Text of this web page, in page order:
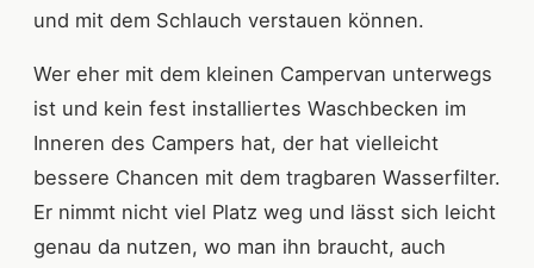
und mit dem Schlauch verstauen können.
Wer eher mit dem kleinen Campervan unterwegs
ist und kein fest installiertes Waschbecken im
Inneren des Campers hat, der hat vielleicht
bessere Chancen mit dem tragbaren Wasserfilter.
Er nimmt nicht viel Platz weg und lässt sich leicht
genau da nutzen, wo man ihn braucht, auch